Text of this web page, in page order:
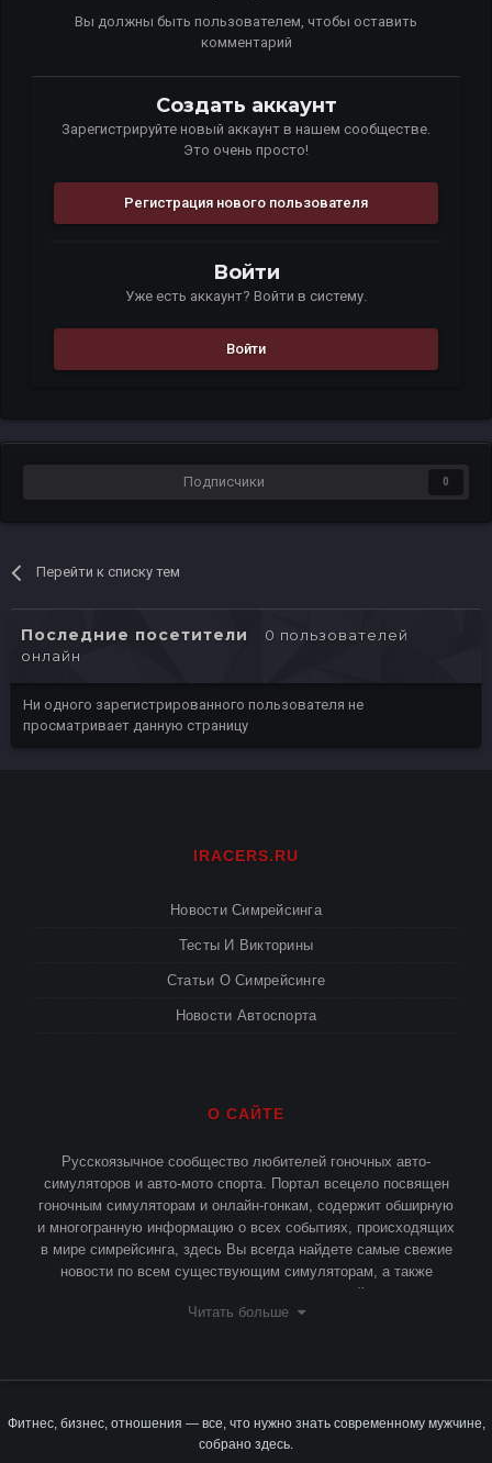
Вы должны быть пользователем, чтобы оставить
комментарий
Создать аккаунт
Зарегистрируйте новый аккаунт в нашем сообществе.
Это очень просто!
Регистрация нового пользователя
Войти
Уже есть аккаунт? Войти в систему.
Войти
Подписчики 0
Перейти к списку тем
Последние посетители
0 пользователей
онлайн
Ни одного зарегистрированного пользователя не
просматривает данную страницу
IRACERS.RU
Новости Симрейсинга
Тесты И Викторины
Статьи О Симрейсинге
Новости Автоспорта
О САЙТЕ
Русскоязычное сообщество любителей гоночных авто-
симуляторов и авто-мото спорта. Портал всецело посвящен
гоночным симуляторам и онлайн-гонкам, содержит обширную
и многогранную информацию о всех событиях, происходящих
в мире симрейсинга, здесь Вы всегда найдете самые свежие
новости по всем существующим симуляторам, а также
различные статьи и публикации о симрейсинге.
Читать больше
Фитнес, бизнес, отношения — все, что нужно знать современному мужчине,
собрано здесь.